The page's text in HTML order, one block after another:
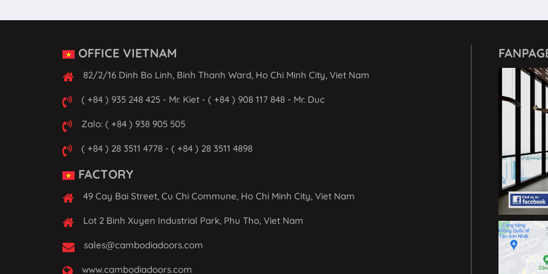
OFFICE VIETNAM
82/2/16 Dinh Bo Linh, Binh Thanh Ward, Ho Chi Minh City, Viet Nam
( +84 ) 935 248 425 - Mr. Kiet - ( +84 ) 908 117 848 - Mr. Duc
Zalo: ( +84 ) 938 905 505
( +84 ) 28 3511 4778 - ( +84 ) 28 3511 4898
FACTORY
49 Cay Bai Street, Cu Chi Commune, Ho Chi Minh City, Viet Nam
Lot 2 Binh Xuyen Industrial Park, Phu Tho, Viet Nam
sales@cambodiadoors.com
www.cambodiadoors.com